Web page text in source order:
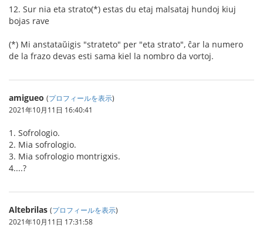
12. Sur nia eta strato(*) estas du etaj malsataj hundoj kiuj
bojas rave
(*) Mi anstataŭigis "strateto" per "eta strato", ĉar la numero
de la frazo devas esti sama kiel la nombro da vortoj.
amigueo (プロフィールを表示)
2021年10月11日 16:40:41
1. Sofrologio.
2. Mia sofrologio.
3. Mia sofrologio montrigxis.
4....?
Altebrilas (プロフィールを表示)
2021年10月11日 17:31:58